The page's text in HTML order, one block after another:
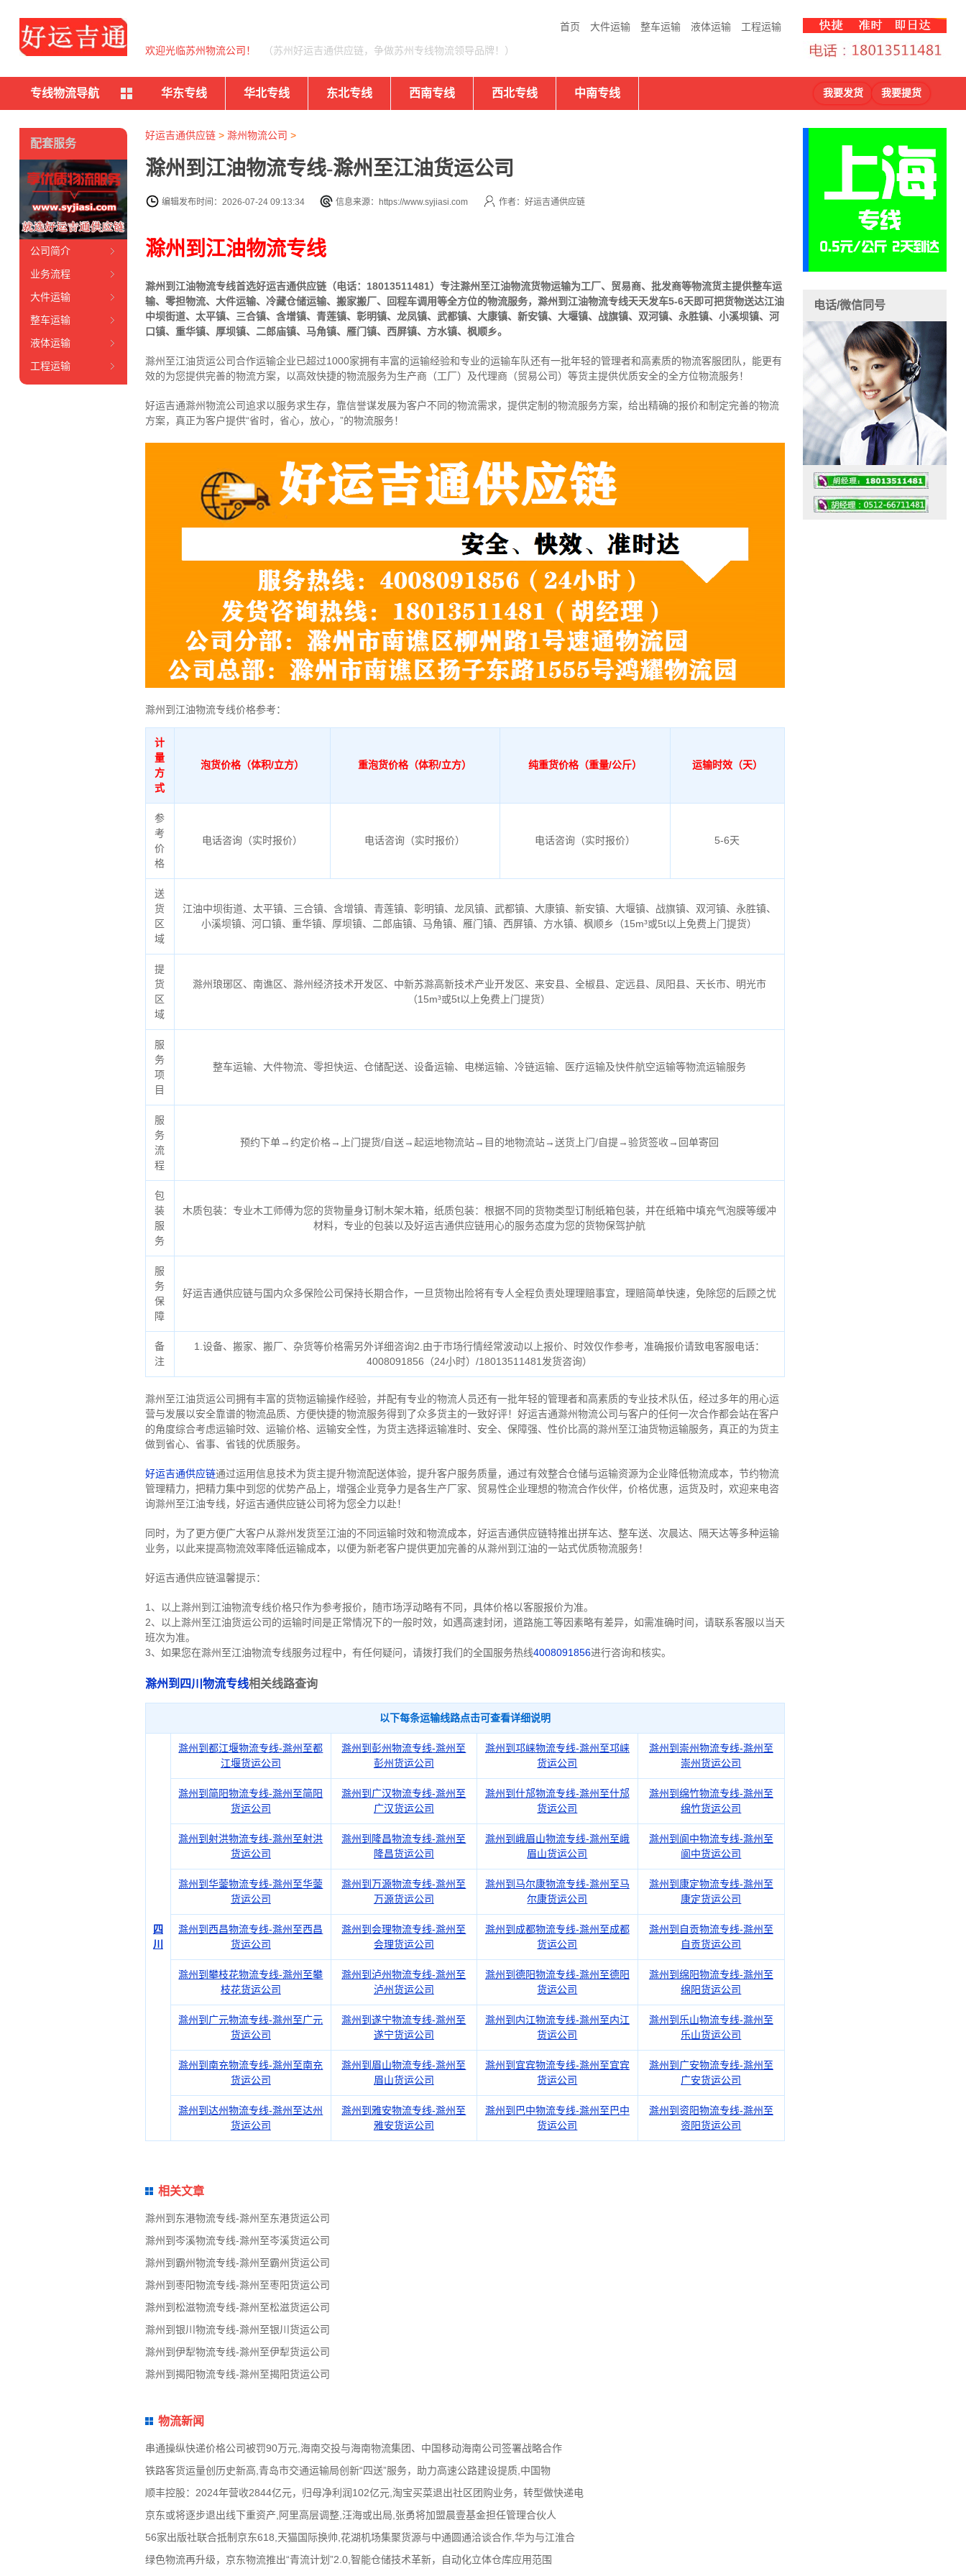
首页 大件运输 整车运输 液体运输 工程运输
欢迎光临苏州物流公司！ （苏州好运吉通供应链，争做苏州专线物流领导品牌！）
专线物流导航 华东专线 华北专线 东北专线 西南专线 西北专线 中南专线 我要发货 我要提货
好运吉通供应链> 滁州物流公司 >
滁州到江油物流专线-滁州至江油货运公司
编辑发布时间：2026-07-24 09:13:34 信息来源：https://www.syjiasi.com 作者：好运吉通供应链
滁州到江油物流专线
滁州到江油物流专线首选好运吉通供应链（电话：18013511481）专注滁州至江油物流货物运输为工厂、贸易商、批发商等物流货主提供整车运
输、零担物流、大件运输、冷藏仓储运输、搬家搬厂、回程车调用等全方位的物流服务，滁州到江油物流专线天天发车5-6天即可把货物送达江油
中坝街道、太平镇、三合镇、含增镇、青莲镇、彰明镇、龙凤镇、武都镇、大康镇、新安镇、大堰镇、战旗镇、双河镇、永胜镇、小溪坝镇、河
口镇、重华镇、厚坝镇、二郎庙镇、马角镇、雁门镇、西屏镇、方水镇、枫顺乡。
滁州至江油货运公司合作运输企业已超过1000家拥有丰富的运输经验和专业的运输车队还有一批年轻的管理者和高素质的物流客服团队，能更有
效的为您提供完善的物流方案，以高效快捷的物流服务为生产商（工厂）及代理商（贸易公司）等货主提供优质安全的全方位物流服务！
好运吉通滁州物流公司追求以服务求生存，靠信誉谋发展为客户不同的物流需求，提供定制的物流服务方案，给出精确的报价和制定完善的物流
方案，真正为客户提供“省时，省心，放心，”的物流服务！
滁州到江油物流专线价格参考：
计
量
方
式
泡货价格（体积/立方） 重泡货价格（体积/立方） 纯重货价格（重量/公斤） 运输时效（天）
参
考
价
格
电话咨询（实时报价） 电话咨询（实时报价） 电话咨询（实时报价） 5-6天
送
货
区
域
江油中坝街道、太平镇、三合镇、含增镇、青莲镇、彰明镇、龙凤镇、武都镇、大康镇、新安镇、大堰镇、战旗镇、双河镇、永胜镇、
小溪坝镇、河口镇、重华镇、厚坝镇、二郎庙镇、马角镇、雁门镇、西屏镇、方水镇、枫顺乡（15m³或5t以上免费上门提货）
提
货
区
域
滁州琅琊区、南谯区、滁州经济技术开发区、中新苏滁高新技术产业开发区、来安县、全椒县、定远县、凤阳县、天长市、明光市
（15m³或5t以上免费上门提货）
服
务
项
目
整车运输、大件物流、零担快运、仓储配送、设备运输、电梯运输、冷链运输、医疗运输及快件航空运输等物流运输服务
服
务
流
程
预约下单→约定价格→上门提货/自送→起运地物流站→目的地物流站→送货上门/自提→验货签收→回单寄回
包
装
服
务
木质包装：专业木工师傅为您的货物量身订制木架木箱，纸质包装：根据不同的货物类型订制纸箱包装，并在纸箱中填充气泡膜等缓冲
材料，专业的包装以及好运吉通供应链用心的服务态度为您的货物保驾护航
服
务
保
障
好运吉通供应链与国内众多保险公司保持长期合作，一旦货物出险将有专人全程负责处理理赔事宜，理赔简单快速，免除您的后顾之忧
备
注
1.设备、搬家、搬厂、杂货等价格需另外详细咨询2.由于市场行情经常波动以上报价、时效仅作参考，准确报价请致电客服电话：
4008091856（24小时）/18013511481发货咨询）
滁州至江油货运公司拥有丰富的货物运输操作经验，并配有专业的物流人员还有一批年轻的管理者和高素质的专业技术队伍，经过多年的用心运
营与发展以安全靠谱的物流品质、方便快捷的物流服务得到了众多货主的一致好评！好运吉通滁州物流公司与客户的任何一次合作都会站在客户
的角度综合考虑运输时效、运输价格、运输安全性，为货主选择运输准时、安全、保障强、性价比高的滁州至江油货物运输服务，真正的为货主
做到省心、省事、省钱的优质服务。
好运吉通供应链通过运用信息技术为货主提升物流配送体验，提升客户服务质量，通过有效整合仓储与运输资源为企业降低物流成本，节约物流
管理精力，把精力集中到您的优势产品上，增强企业竞争力是各生产厂家、贸易性企业理想的物流合作伙伴，价格优惠，运货及时，欢迎来电咨
询滁州至江油专线，好运吉通供应链公司将为您全力以赴！
同时，为了更方便广大客户从滁州发货至江油的不同运输时效和物流成本，好运吉通供应链特推出拼车达、整车送、次晨达、隔天达等多种运输
业务，以此来提高物流效率降低运输成本，以便为新老客户提供更加完善的从滁州到江油的一站式优质物流服务！
好运吉通供应链温馨提示：
1、以上滁州到江油物流专线价格只作为参考报价，随市场浮动略有不同，具体价格以客服报价为准。
2、以上滁州 至江油货运公司的运输时间是正常情况下的一般时效，如遇高速封闭，道路施工等因素略有差异，如需准确时间，请联系客服以当天
班次为准。
3、如果您在滁州 至江油物流专线服务过程中，有任何疑问，请拨打我们的全国服务热线4008091856进行咨询和核实。
滁州到四川物流专线相关线路查询
以下每条运输线路点击可查看详细说明
四
川
滁州到都江堰物流专线-滁州至都
江堰货运公司
滁州到彭州物流专线-滁州至
彭州货运公司
滁州到邛崃物流专线-滁州至邛崃
货运公司
滁州到崇州物流专线-滁州至
崇州货运公司
滁州到简阳物流专线-滁州至简阳
货运公司
滁州到广汉物流专线-滁州至
广汉货运公司
滁州到什邡物流专线-滁州至什邡
货运公司
滁州到绵竹物流专线-滁州至
绵竹货运公司
滁州到射洪物流专线-滁州至射洪
货运公司
滁州到隆昌物流专线-滁州至
隆昌货运公司
滁州到峨眉山物流专线-滁州至峨
眉山货运公司
滁州到阆中物流专线-滁州至
阆中货运公司
滁州到华蓥物流专线-滁州至华蓥
货运公司
滁州到万源物流专线-滁州至
万源货运公司
滁州到马尔康物流专线-滁州至马
尔康货运公司
滁州到康定物流专线-滁州至
康定货运公司
滁州到西昌物流专线-滁州至西昌
货运公司
滁州到会理物流专线-滁州至
会理货运公司
滁州到成都物流专线-滁州至成都
货运公司
滁州到自贡物流专线-滁州至
自贡货运公司
滁州到攀枝花物流专线-滁州至攀
枝花货运公司
滁州到泸州物流专线-滁州至
泸州货运公司
滁州到德阳物流专线-滁州至德阳
货运公司
滁州到绵阳物流专线-滁州至
绵阳货运公司
滁州到广元物流专线-滁州至广元
货运公司
滁州到遂宁物流专线-滁州至
遂宁货运公司
滁州到内江物流专线-滁州至内江
货运公司
滁州到乐山物流专线-滁州至
乐山货运公司
滁州到南充物流专线-滁州至南充
货运公司
滁州到眉山物流专线-滁州至
眉山货运公司
滁州到宜宾物流专线-滁州至宜宾
货运公司
滁州到广安物流专线-滁州至
广安货运公司
滁州到达州物流专线-滁州至达州
货运公司
滁州到雅安物流专线-滁州至
雅安货运公司
滁州到巴中物流专线-滁州至巴中
货运公司
滁州到资阳物流专线-滁州至
资阳货运公司
相关文章
滁州到东港物流专线-滁州至东港货运公司
滁州到岑溪物流专线-滁州至岑溪货运公司
滁州到霸州物流专线-滁州至霸州货运公司
滁州到枣阳物流专线-滁州至枣阳货运公司
滁州到松滋物流专线-滁州至松滋货运公司
滁州到银川物流专线-滁州至银川货运公司
滁州到伊犁物流专线-滁州至伊犁货运公司
滁州到揭阳物流专线-滁州至揭阳货运公司
物流新闻
串通操纵快递价格公司被罚90万元,海南交投与海南物流集团、中国移动海南公司签署战略合作
铁路客货运量创历史新高,青岛市交通运输局创新“四送”服务，助力高速公路建设提质,中国物
顺丰控股：2024年营收2844亿元，归母净利润102亿元,淘宝买菜退出社区团购业务，转型做快递电
京东或将逐步退出线下重资产,阿里高层调整,汪海或出局,张勇将加盟晨壹基金担任管理合伙人
56家出版社联合抵制京东618,天猫国际换帅,花湖机场集聚货源与中通圆通洽谈合作,华为与江淮合
绿色物流再升级，京东物流推出“青流计划”2.0,智能仓储技术革新，自动化立体仓库应用范围
配套服务
公司简介
业务流程
大件运输
整车运输
液体运输
工程运输
电话/微信同号